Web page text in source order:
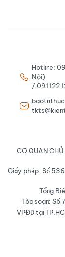
Hotline:
Nội)
/ 091 122
CƠ QUAN CHỦ
Giấy phép: Số
Tổng
Tòa soạn: Số
VPĐD tại